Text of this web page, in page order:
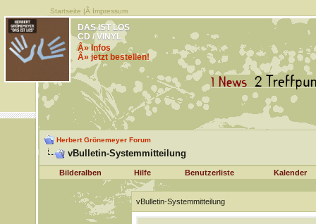
Startseite |Â Impressum
DAS IST LOS
CD / VINYL
Â» Infos
Â» jetzt bestellen!
Herbert Grönemeyer Forum
vBulletin-Systemmitteilung
Bilderalben Hilfe Benutzerliste Kalender
vBulletin-Systemmitteilung